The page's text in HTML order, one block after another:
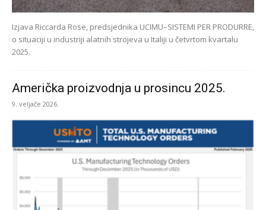
Izjava Riccarda Rose, predsjednika UCIMU–SISTEMI PER PRODURRE,
o situaciji u industriji alatnih strojeva u Italiji u četvrtom kvartalu
2025.
Američka proizvodnja u prosincu 2025.
9. veljače 2026.